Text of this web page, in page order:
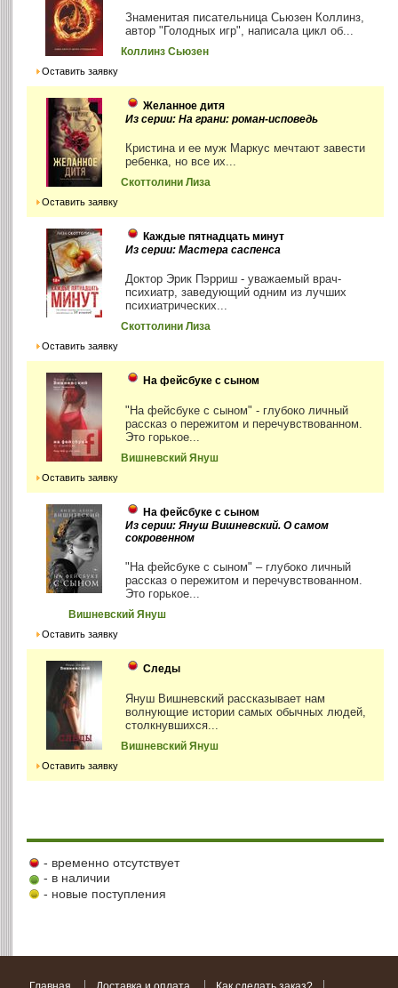
Знаменитая писательница Сьюзен Коллинз,
автор "Голодных игр", написала цикл об...
Коллинз Сьюзен
Оставить заявку
Желанное дитя
Из серии: На грани: роман-исповедь
Кристина и ее муж Маркус мечтают завести
ребенка, но все их...
Скоттолини Лиза
Оставить заявку
Каждые пятнадцать минут
Из серии: Мастера саспенса
Доктор Эрик Пэрриш - уважаемый врач-
психиатр, заведующий одним из лучших
психиатрических...
Скоттолини Лиза
Оставить заявку
На фейсбуке с сыном
"На фейсбуке с сыном" - глубоко личный
рассказ о пережитом и перечувствованном.
Это горькое...
Вишневский Януш
Оставить заявку
На фейсбуке с сыном
Из серии: Януш Вишневский. О самом
сокровенном
"На фейсбуке с сыном" – глубоко личный
рассказ о пережитом и перечувствованном.
Это горькое...
Вишневский Януш
Оставить заявку
Следы
Януш Вишневский рассказывает нам
волнующие истории самых обычных людей,
столкнувшихся...
Вишневский Януш
Оставить заявку
- временно отсутствует
- в наличии
- новые поступления